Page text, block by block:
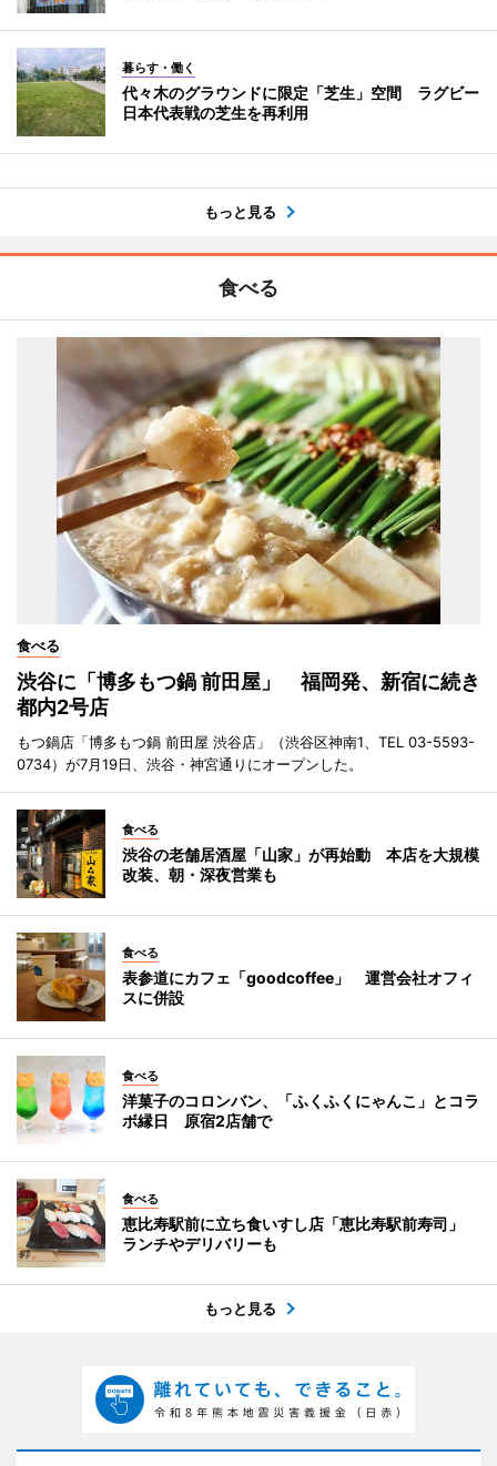
暮らす・働く
代々木のグラウンドに限定「芝生」空間 ラグビー
日本代表戦の芝生を再利用
もっと見る
食べる
食べる
渋谷に「博多もつ鍋 前田屋」 福岡発、新宿に続き
都内2号店
もつ鍋店「博多もつ鍋 前田屋 渋谷店」（渋谷区神南1、TEL 03-5593-
0734）が7月19日、渋谷・神宮通りにオープンした。
食べる
渋谷の老舗居酒屋「山家」が再始動 本店を大規模
改装、朝・深夜営業も
食べる
表参道にカフェ「goodcoffee」 運営会社オフィ
スに併設
食べる
洋菓子のコロンバン、「ふくふくにゃんこ」とコラ
ボ縁日 原宿2店舗で
食べる
恵比寿駅前に立ち食いすし店「恵比寿駅前寿司」
ランチやデリバリーも
もっと見る